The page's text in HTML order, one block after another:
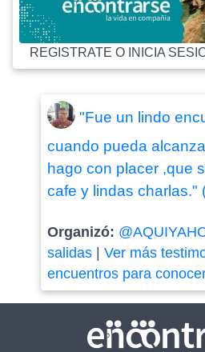
REGISTRATE O INICIA
"Fue un lindo
cuando pueda
hago con placer ,que
cafe y lindas charlas."
Organizó:
salidas| Ver más
encuentros para